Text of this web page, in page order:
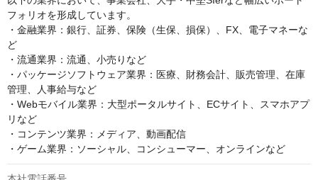
フォリオを形成しています。
・金融業界：銀行、証券、保険（生保、損保）、FX、電子マネーな
ど
・流通業界：流通、小売りなど
・パッケージソフトウェア業界：医療、財務会計、販売管理、在庫
管理、人事給与など
・Webモバイル業界：大型ポータルサイト、ECサイト、スマホアプ
リなど
・コンテンツ業界：メディア、動画配信
・ゲーム業界：ソーシャル、コンシューマー、オンラインなど